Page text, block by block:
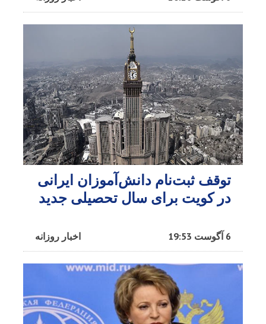
توقف ثبت‌نام دانش‌آموزان ایرانی
در کویت برای سال تحصیلی جدید
اخبار روزانه 6 آگوست 19:53